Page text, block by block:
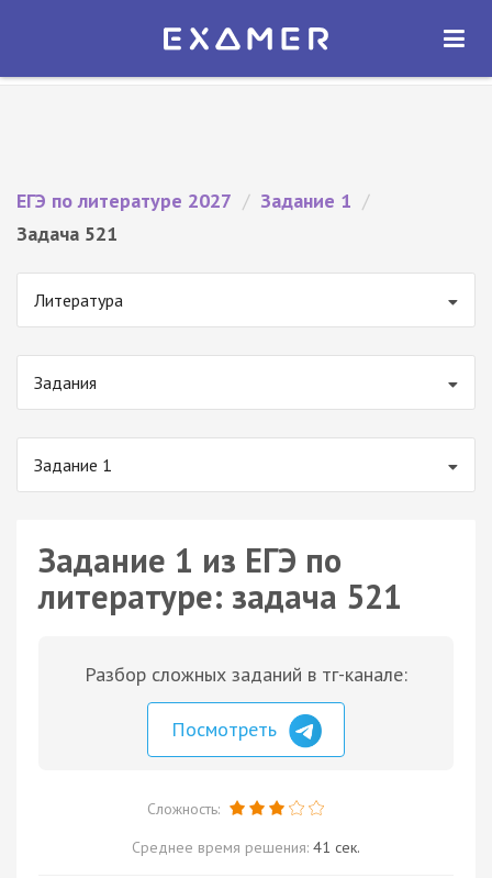
Экзамер — ЕГЭ 2027
ОТКРЫТЬ
ЕГЭ по литературе 2027 / Задание 1 /
Задача 521
Литература
Задания
Задание 1
Задание 1 из ЕГЭ по
литературе: задача 521
Разбор сложных заданий в тг-канале:
Посмотреть
Сложность:
Среднее время решения: 41 сек.